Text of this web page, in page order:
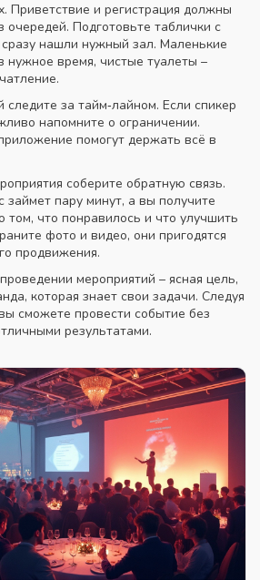
Приветствие и регистрация должны
очередей. Подготовьте таблички с
нашли нужный зал. Маленькие
нужное время, чистые туалеты –
за тайм‑лайном. Если спикер
напомните о ограничении.
помогут держать всё в
соберите обратную связь.
займет пару минут, а вы получите
что понравилось и что улучшить
фото и видео, они пригодятся
продвижения.
мероприятий – ясная цель,
которая знает свои задачи. Следуя
сможете провести событие без
результатами.